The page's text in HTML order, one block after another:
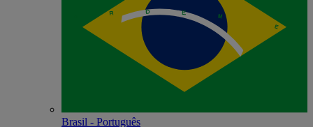
Brasil - Português